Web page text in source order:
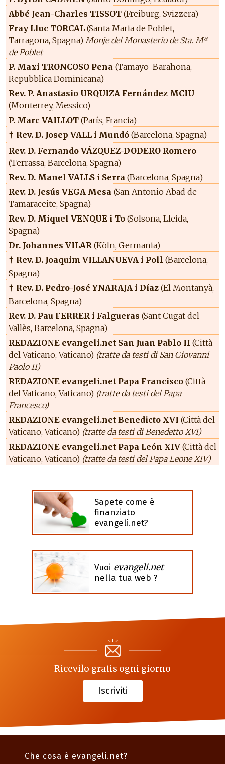
Abbé Jean-Charles TISSOT (Freiburg, Svizzera)
Fray Lluc TORCAL (Santa Maria de Poblet,
Tarragona, Spagna) Monje del Monasterio de Sta. Mª
de Poblet
P. Maxi TRONCOSO Peña (Tamayo-Barahona,
Repubblica Dominicana)
Rev. P. Anastasio URQUIZA Fernández MCIU
(Monterrey, Messico)
P. Marc VAILLOT (París, Francia)
† Rev. D. Josep VALL i Mundó (Barcelona, Spagna)
Rev. D. Fernando VÁZQUEZ-DODERO Romero
(Terrassa, Barcelona, Spagna)
Rev. D. Manel VALLS i Serra (Barcelona, Spagna)
Rev. D. Jesús VEGA Mesa (San Antonio Abad de
Tamaraceite, Spagna)
Rev. D. Miquel VENQUE i To (Solsona, Lleida,
Spagna)
Dr. Johannes VILAR (Köln, Germania)
† Rev. D. Joaquim VILLANUEVA i Poll (Barcelona,
Spagna)
† Rev. D. Pedro-José YNARAJA i Díaz (El Montanyà,
Barcelona, Spagna)
Rev. D. Pau FERRER i Falgueras (Sant Cugat del
Vallès, Barcelona, Spagna)
REDAZIONE evangeli.net San Juan Pablo II (Città
del Vaticano, Vaticano) (tratte da testi di San Giovanni
Paolo II)
REDAZIONE evangeli.net Papa Francisco (Città
del Vaticano, Vaticano) (tratte da testi del Papa
Francesco)
REDAZIONE evangeli.net Benedicto XVI (Città del
Vaticano, Vaticano) (tratte da testi di Benedetto XVI)
REDAZIONE evangeli.net Papa León XIV (Città del
Vaticano, Vaticano) (tratte da testi del Papa Leone XIV)
Sapete come è
finanziato
evangeli.net?
Vuoi evangeli.net
nella tua web ?
Ricevilo gratis ogni giorno
Iscriviti
Che cosa è evangeli.net?